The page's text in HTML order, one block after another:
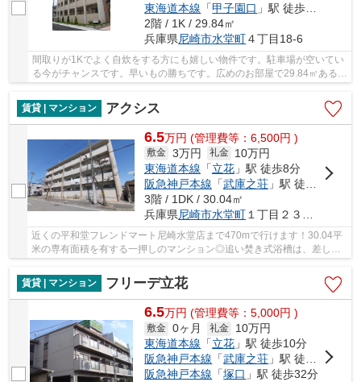
東海道本線 「甲子園口 」駅 徒歩23分
2階 / 1K / 29.84㎡
兵庫県尼崎市水堂町４丁目18-6
間取りが1Kでよく自炊をする方にも嬉しい物件です。駐車場が空いてい
る今がチャンスです。早いもの勝ちです。広めのお部屋で29.84㎡あるの
が魅力。日光や風を感じるバルコニーで、爽や...
賃貸 | マンション
アクシス
6.5万円 (管理費等：6,500円 )
敷金 3万円 礼金 10万円
東海道本線 「立花」駅 徒歩8分
阪急神戸本線 「武庫之荘」駅 徒歩20分
3階 / 1DK / 30.04㎡
兵庫県尼崎市水堂町１丁目２３－１０
近くの平和堂フレンドマート尼崎水堂店まで470mで行けます！30.04平
米の専有面積を有する一押しのマンション◎追い焚き式浴槽は、差し湯
もそのまま沸かすこともできます◎物干し場にも使...
賃貸 | マンション
フリーデ立花
6.5万円 (管理費等：5,000円 )
敷金 0ヶ月 礼金
10万円
東海道本線 「立花 」駅 徒歩10分
阪急神戸本線 「武庫之荘 」駅 徒歩15分
阪急神戸本線 「塚口 」駅 徒歩32分